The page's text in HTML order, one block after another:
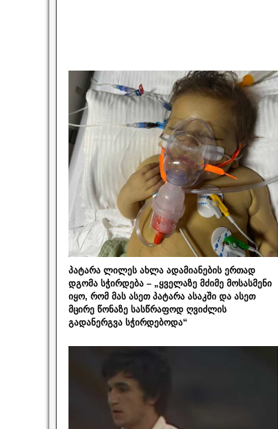
პატარა ლილეს ახლა ადამიანების ერთად
დგომა სჭირდება – „ყველაზე მძიმე მოსასმენი
იყო, რომ მას ასეთ პატარა ასაკში და ასეთ
მცირე წონაზე სასწრაფოდ ღვიძლის
გადანერგვა სჭირდებოდა“